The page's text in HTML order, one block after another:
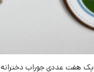
پک هفت عددی جوراب دخترانه ساق